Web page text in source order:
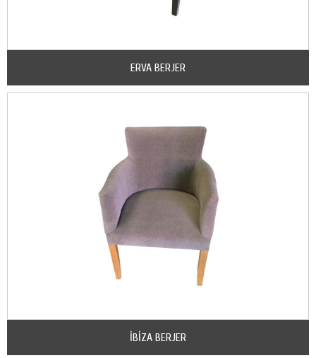
ERVA BERJER
İBİZA BERJER